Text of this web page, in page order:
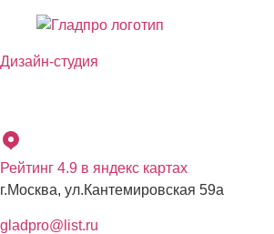
Перейти
содержимому
Дизайн-студия
Рейтинг 4.9 в яндекс картах
г.Москва, ул.Кантемировская 59а
gladpro@list.ru